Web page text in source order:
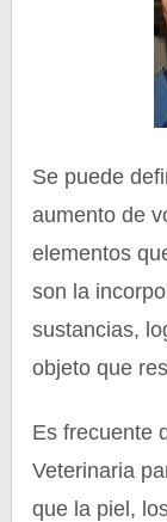
Se puede
aumento de
elementos
son la
sustancias,
objeto que
Es frecuente
Veterinaria
que la piel,